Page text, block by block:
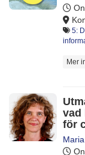
5:
Mer
vad
för